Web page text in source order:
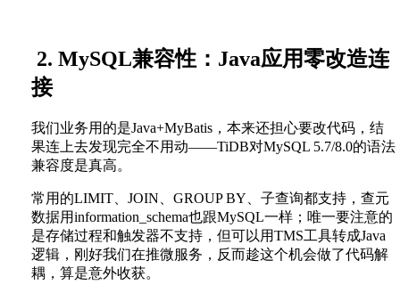
2. MySQL兼容性：Java应用零改造连
接
我们业务用的是Java+MyBatis，本来还担心要改代码，结
果连上去发现完全不用动——TiDB对MySQL 5.7/8.0的语法
兼容度是真高。
常用的LIMIT、JOIN、GROUP BY、子查询都支持，查元
数据用information_schema也跟MySQL一样；唯一要注意的
是存储过程和触发器不支持，但可以用TMS工具转成Java
逻辑，刚好我们在推微服务，反而趁这个机会做了代码解
耦，算是意外收获。